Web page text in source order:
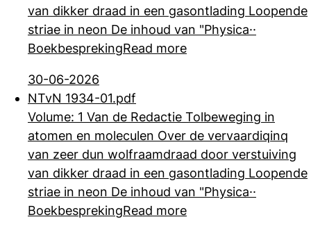
van dikker draad in een gasontlading Loopende
striae in neon De inhoud van "Physica··
BoekbesprekingRead more
30-06-2026
NTvN 1934-01.pdf
Volume: 1 Van de Redactie Tolbeweging in
atomen en moleculen Over de vervaardiqinq
van zeer dun wolfraamdraad door verstuiving
van dikker draad in een gasontlading Loopende
striae in neon De inhoud van "Physica··
BoekbesprekingRead more